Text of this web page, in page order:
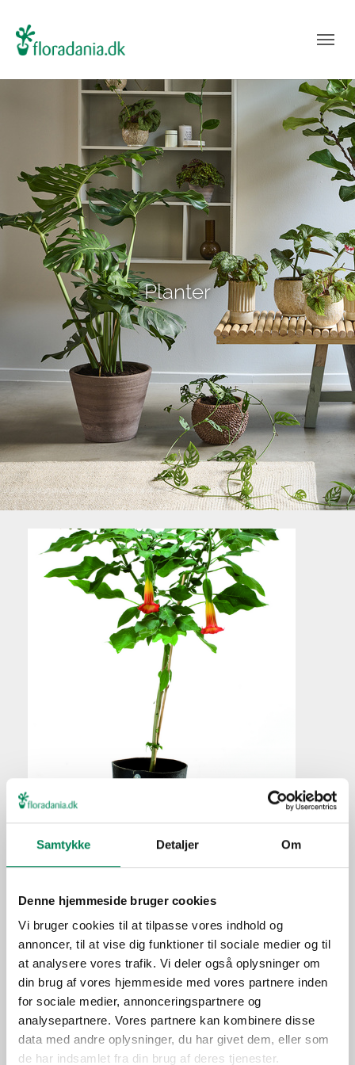
Samtykke Detaljer Om
Denne hjemmeside bruger cookies
Vi bruger cookies til at tilpasse vores indhold og
annoncer, til at vise dig funktioner til sociale medier og til
at analysere vores trafik. Vi deler også oplysninger om
din brug af vores hjemmeside med vores partnere inden
for sociale medier, annonceringspartnere og
analysepartnere. Vores partnere kan kombinere disse
data med andre oplysninger, du har givet dem, eller som
de har indsamlet fra din brug af deres tjenester.
Planter
Rød engletrompet
Plantefakta
Navn
sanguinea
Populærnavn Rød engletrompet
Vanding
Hold pottejorden konstant
fugtig, men undlad at
overvande.
Gødning
Ved hver vanding i
vækstperioden iblandes
gødning i den doserede